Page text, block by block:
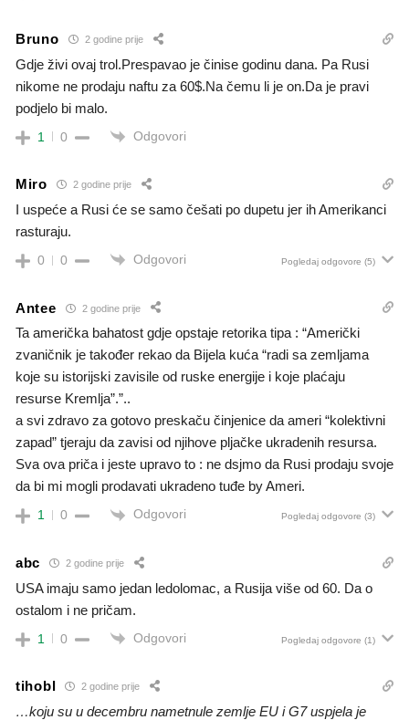
Bruno 2 godine prije
Gdje živi ovaj trol.Prespavao je činise godinu dana. Pa Rusi
nikome ne prodaju naftu za 60$.Na čemu li je on.Da je pravi
podjelo bi malo.
1 0 Odgovori
Miro 2 godine prije
I uspeće a Rusi će se samo češati po dupetu jer ih Amerikanci
rasturaju.
0 0 Odgovori Pogledaj odgovore (5)
Antee 2 godine prije
Ta američka bahatost gdje opstaje retorika tipa : “Američki
zvaničnik je također rekao da Bijela kuća “radi sa zemljama
koje su istorijski zavisile od ruske energije i koje plaćaju
resurse Kremlja”.”..
a svi zdravo za gotovo preskaču činjenice da ameri “kolektivni
zapad” tjeraju da zavisi od njihove pljačke ukradenih resursa.
Sva ova priča i jeste upravo to : ne dsjmo da Rusi prodaju svoje
da bi mi mogli prodavati ukradeno tuđe by Ameri.
1 0 Odgovori Pogledaj odgovore (3)
abc 2 godine prije
USA imaju samo jedan ledolomac, a Rusija više od 60. Da o
ostalom i ne pričam.
1 0 Odgovori Pogledaj odgovore (1)
tihobl 2 godine prije
…koju su u decembru nametnule zemlje EU i G7 uspjela je